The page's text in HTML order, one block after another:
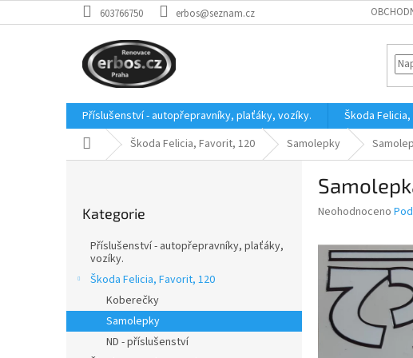
na
603766750 erbos@seznam.cz
Příslušenství - autopřepravníky, plaťáky, vozíky. Škoda
Domů Škoda Felicia, Favorit, 120 Samolepky
í
p
kategorie
Kategorie
Příslušenství - autopřepravníky, plaťáky,
vozíky.
Škoda Felicia, Favorit, 120
Koberečky
Samolepky
ND - příslušenství
Průměrné
produktu
0,0
hvězdiček.
Neohodnoceno